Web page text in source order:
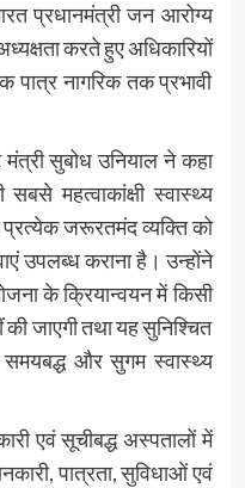
प्रधानमंत्री जन आरोग्य
करते हुए अधिकारियों
नागरिक तक प्रभावी
सुबोध उनियाल ने कहा
महत्वाकांक्षी स्वास्थ्य
जरूरतमंद व्यक्ति को
उपलब्ध कराना है। उन्होंने
के क्रियान्वयन में किसी
की जाएगी तथा यह सुनिश्चित
समयबद्ध और सुगम स्वास्थ्य
एवं सूचीबद्ध अस्पतालों में
पात्रता, सुविधाओं एवं